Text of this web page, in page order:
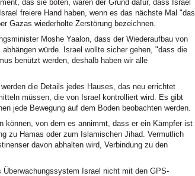
das sie boten, waren der Grund dafür, dass Israel
freiere Hand haben, wenn es das nächste Mal "das
Gazas wiederholte Zerstörung bezeichnen.
Moshe Yaalon, dass der Wiederaufbau von
würde. Israel wollte sicher gehen, "dass die
benützt werden, deshalb haben wir alle
die Details jedes Hauses, das neu errichtet
müssen, die von Israel kontrolliert wird. Es gibt
jede Bewegung auf dem Boden beobachten werden.
können, von dem es annimmt, dass er ein Kämpfer ist
zu Hamas oder zum Islamischen Jihad. Vermutlich
davon abhalten wird, Verbindung zu den
Israel nicht mit den GPS-